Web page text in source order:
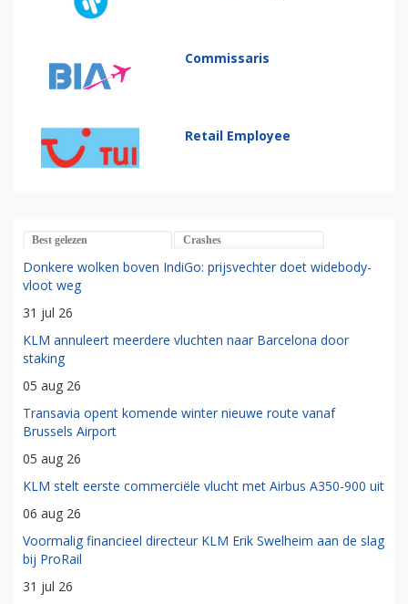
Commissaris
Retail Employee
Best gelezen Crashes
Donkere wolken boven IndiGo: prijsvechter doet widebody-
vloot weg
31 jul 26
KLM annuleert meerdere vluchten naar Barcelona door
staking
05 aug 26
Transavia opent komende winter nieuwe route vanaf
Brussels Airport
05 aug 26
KLM stelt eerste commerciële vlucht met Airbus A350-900 uit
06 aug 26
Voormalig financieel directeur KLM Erik Swelheim aan de slag
bij ProRail
31 jul 26